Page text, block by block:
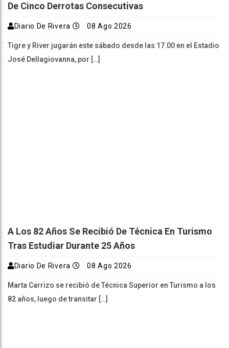
De Cinco Derrotas Consecutivas
Diario De Rivera 08 Ago 2026
Tigre y River jugarán este sábado desde las 17.00 en el Estadio
José Dellagiovanna, por […]
A Los 82 Años Se Recibió De Técnica En Turismo
Tras Estudiar Durante 25 Años
Diario De Rivera 08 Ago 2026
Marta Carrizo se recibió de Técnica Superior en Turismo a los
82 años, luego de transitar […]